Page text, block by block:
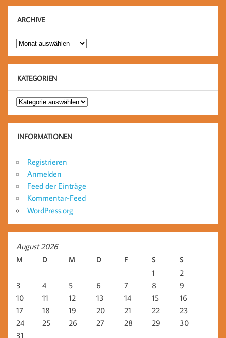
ARCHIVE
Archive
KATEGORIEN
Kategorien
INFORMATIONEN
Registrieren
Anmelden
Feed der Einträge
Kommentar-Feed
WordPress.org
August 2026
M D M D F S S
1
2
3
4 5 6 7 8
9
10
11 12 13 14 15
16
17
18 19 20 21 22
23
24
25 26 27 28 29
30
31